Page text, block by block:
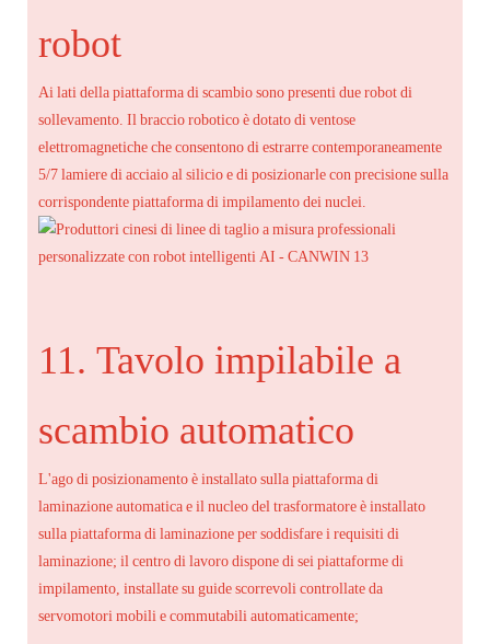
robot
Ai lati della piattaforma di scambio sono presenti due robot di
sollevamento. Il braccio robotico è dotato di ventose
elettromagnetiche che consentono di estrarre contemporaneamente
5/7 lamiere di acciaio al silicio e di posizionarle con precisione sulla
corrispondente piattaforma di impilamento dei nuclei.
11. Tavolo impilabile a
scambio automatico
L'ago di posizionamento è installato sulla piattaforma di
laminazione automatica e il nucleo del trasformatore è installato
sulla piattaforma di laminazione per soddisfare i requisiti di
laminazione; il centro di lavoro dispone di sei piattaforme di
impilamento, installate su guide scorrevoli controllate da
servomotori mobili e commutabili automaticamente;